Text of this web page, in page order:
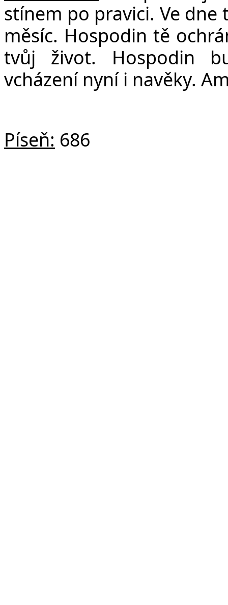
stínem po pravici. Ve dne
měsíc. Hospodin tě
tvůj život. Hospodin
vcházení nyní i navěky.
Píseň: 686